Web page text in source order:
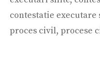
contestatie executare
proces civil, procese